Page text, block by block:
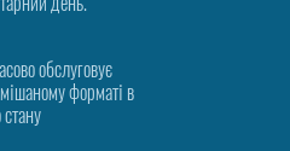
день.
обслуговує
форматі в
стану